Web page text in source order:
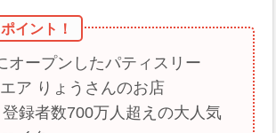
オープンしたパティスリー
ア りょうさんのお店
登録者数700万人超えの大人気